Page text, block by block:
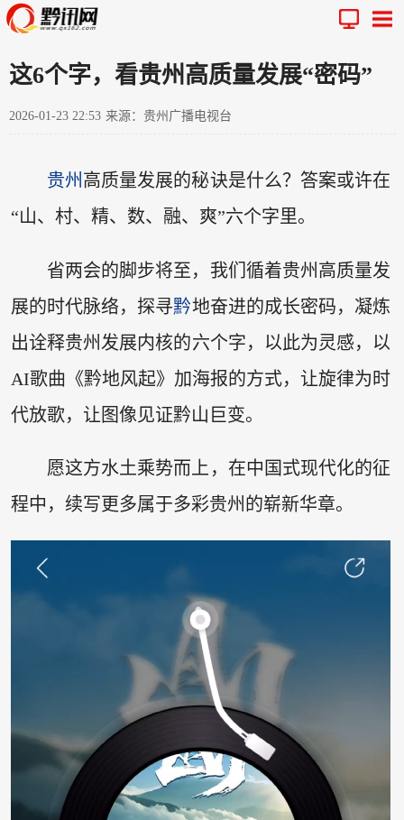
这6个字，看贵州高质量发展“密码”
2026-01-23 22:53 来源：贵州广播电视台
贵州 高质量发展的秘诀是什么？答案或许在
“山、村、精、数、融、爽”六个字里。
省两会的脚步将至，我们循着贵州高质量发
展的时代脉络，探寻黔地奋进的成长密码，凝炼
出诠释贵州发展内核的六个字，以此为灵感，以
AI歌曲《黔地风起》加海报的方式，让旋律为时
代放歌，让图像见证黔山巨变。
愿这方水土乘势而上，在中国式现代化的征
程中，续写更多属于多彩贵州的崭新华章。